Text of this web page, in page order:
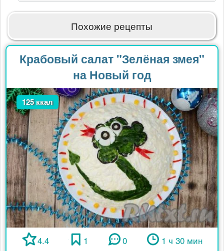
nata-
Похожие рецепты
Крабовый салат "Зелёная змея"
на Новый год
125 ккал
4.4 1 0 1 ч 30 мин